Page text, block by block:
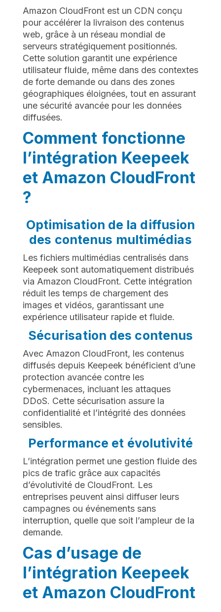
Amazon CloudFront est un CDN conçu
pour accélérer la livraison des contenus
web, grâce à un réseau mondial de
serveurs stratégiquement positionnés.
Cette solution garantit une expérience
utilisateur fluide, même dans des contextes
de forte demande ou dans des zones
géographiques éloignées, tout en assurant
une sécurité avancée pour les données
diffusées.
Comment fonctionne
l’intégration Keepeek
et Amazon CloudFront
?
Optimisation de la diffusion
des contenus multimédias
Les fichiers multimédias centralisés dans
Keepeek sont automatiquement distribués
via Amazon CloudFront. Cette intégration
réduit les temps de chargement des
images et vidéos, garantissant une
expérience utilisateur rapide et fluide.
Sécurisation des contenus
Avec Amazon CloudFront, les contenus
diffusés depuis Keepeek bénéficient d’une
protection avancée contre les
cybermenaces, incluant les attaques
DDoS. Cette sécurisation assure la
confidentialité et l’intégrité des données
sensibles.
Performance et évolutivité
L’intégration permet une gestion fluide des
pics de trafic grâce aux capacités
d’évolutivité de CloudFront. Les
entreprises peuvent ainsi diffuser leurs
campagnes ou événements sans
interruption, quelle que soit l’ampleur de la
demande.
Cas d’usage de
l’intégration Keepeek
et Amazon CloudFront